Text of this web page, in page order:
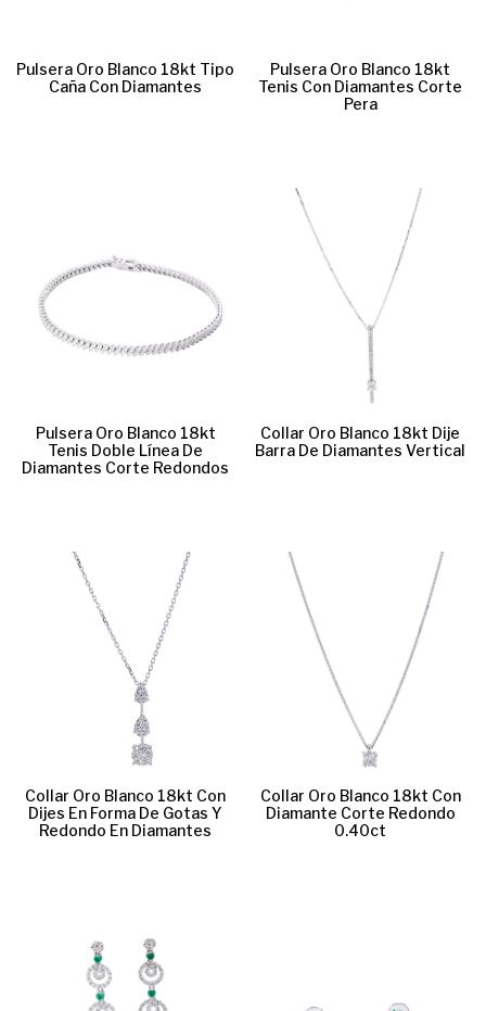
Pulsera Oro Blanco 18kt Tipo
Caña Con Diamantes
Pulsera Oro Blanco 18kt
Tenis Con Diamantes Corte
Pera
Pulsera Oro Blanco 18kt
Tenis Doble Línea De
Diamantes Corte Redondos
Collar Oro Blanco 18kt Dije
Barra De Diamantes Vertical
Collar Oro Blanco 18kt Con
Dijes En Forma De Gotas Y
Redondo En Diamantes
Collar Oro Blanco 18kt Con
Diamante Corte Redondo
0.40ct